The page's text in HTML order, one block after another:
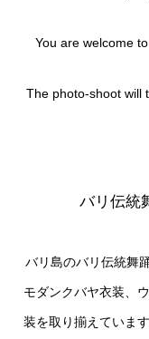
You are welcome
The photo-shoot will
バリ伝統
バリ島のバリ伝統舞
モダンクバヤ衣装、
装を取り揃えていま